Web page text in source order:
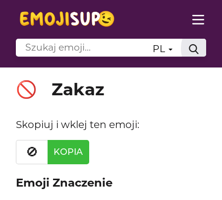
PL
🚫 Zakaz
Skopiuj i wklej ten emoji:
🚫 KOPIA
Emoji Znaczenie